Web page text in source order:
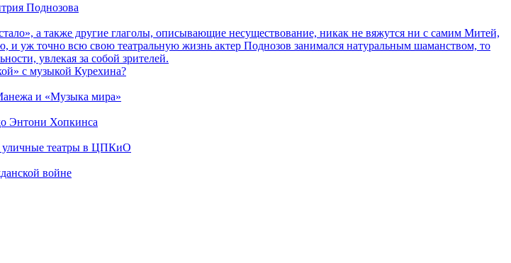
Поднозова
а также другие глаголы, описывающие несуществование, никак не вяжутся ни с самим Митей,
и уж точно всю свою театральную жизнь актер Поднозов занимался натуральным шаманством, то
увлекая за собой зрителей.
с музыкой Курехина?
и «Музыка мира»
Энтони Хопкинса
уличные театры в ЦПКиО
войне